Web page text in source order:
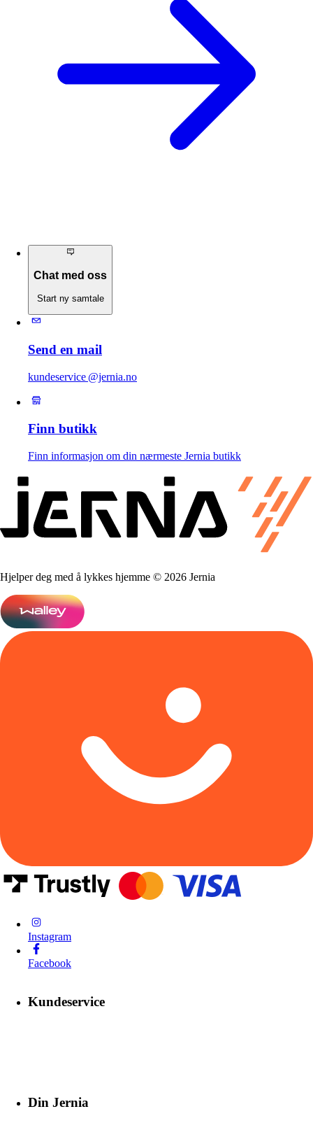
Chat med oss
Start ny samtale
Send en mail
kundeservice @jernia.no
Finn butikk
Finn informasjon om din nærmeste Jernia butikk
Hjelper deg med å lykkes hjemme © 2026 Jernia
Instagram
Facebook
Kundeservice
Din Jernia